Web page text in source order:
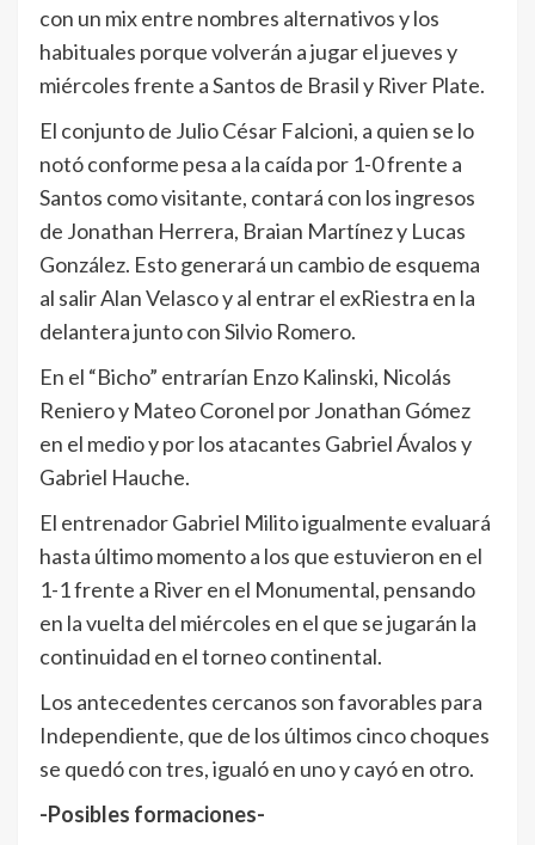
con un mix entre nombres alternativos y los
habituales porque volverán a jugar el jueves y
miércoles frente a Santos de Brasil y River Plate.
El conjunto de Julio César Falcioni, a quien se lo
notó conforme pesa a la caída por 1-0 frente a
Santos como visitante, contará con los ingresos
de Jonathan Herrera, Braian Martínez y Lucas
González. Esto generará un cambio de esquema
al salir Alan Velasco y al entrar el exRiestra en la
delantera junto con Silvio Romero.
En el “Bicho” entrarían Enzo Kalinski, Nicolás
Reniero y Mateo Coronel por Jonathan Gómez
en el medio y por los atacantes Gabriel Ávalos y
Gabriel Hauche.
El entrenador Gabriel Milito igualmente evaluará
hasta último momento a los que estuvieron en el
1-1 frente a River en el Monumental, pensando
en la vuelta del miércoles en el que se jugarán la
continuidad en el torneo continental.
Los antecedentes cercanos son favorables para
Independiente, que de los últimos cinco choques
se quedó con tres, igualó en uno y cayó en otro.
-Posibles formaciones-